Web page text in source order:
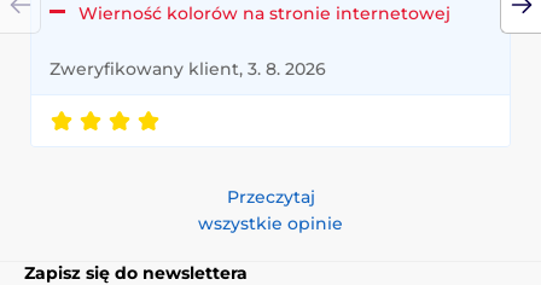
Wierność kolorów na stronie internetowej
Zweryfikowany klient, 3. 8. 2026
Przeczytaj
wszystkie opinie
Zapisz się do newslettera